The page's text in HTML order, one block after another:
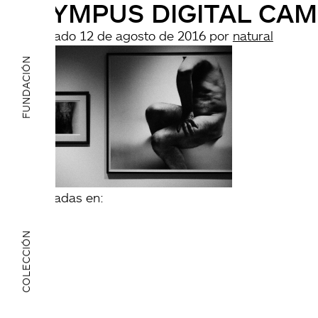
FUNDACIÓN
COLECCIÓN
OLYMPUS DIGITAL
Publicado 12 de agosto de 2016 por natural
archivadas en: